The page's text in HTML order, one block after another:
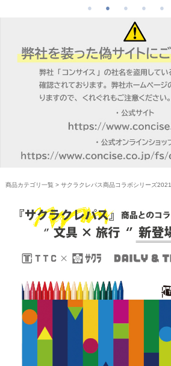
商品カテゴリ一覧 > サクラクレパス商品コラボシリーズ2021